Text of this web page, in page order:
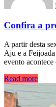
Confira a
A partir desta
Aju e a
evento
Read more